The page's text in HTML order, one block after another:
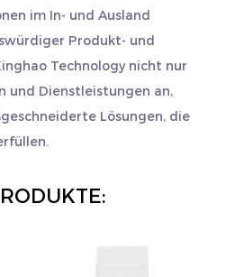
Entspricht den
gewährleistet Genauigkeit
Ihnen die Kontrolle
ein Prepaid-
Misst die Blindleistung, um
im In- und Ausland
Produkt- und
Technology nicht nur
und Dienstleistungen an,
Lösungen, die